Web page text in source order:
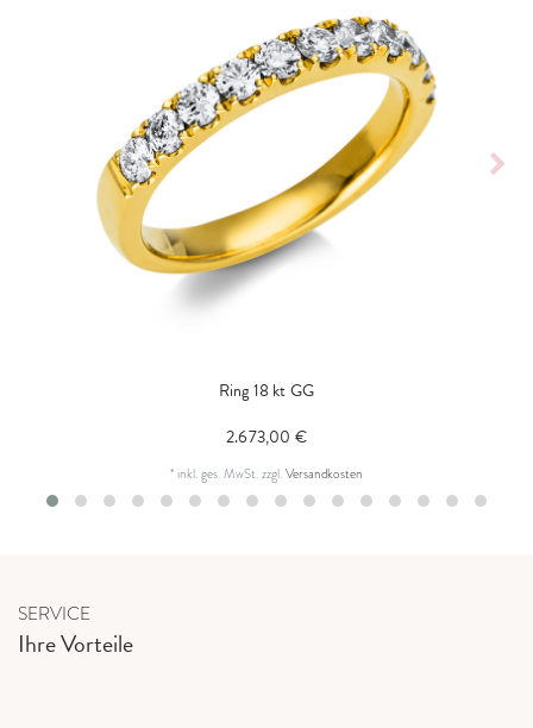
Ring 18 kt GG
2.673,00 €
* inkl. ges. MwSt.zzgl.Versandkosten
SERVICE
Ihre Vorteile